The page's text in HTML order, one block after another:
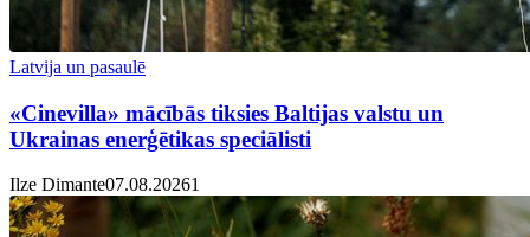
Latvija un pasaulē
«Cinevilla» mācībās tiksies Baltijas valstu un
Ukrainas enerģētikas speciālisti
Ilze Dimante07.08.20261